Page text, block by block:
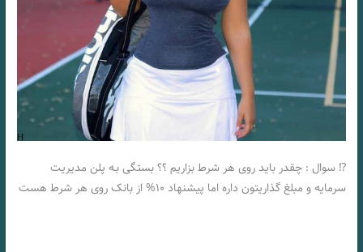
⁉️ سوال : چقدر باید روی هر شرط بزاریم ؟؟ بستگی بـه پلن مدیریت
سرمایه و مبلغ گذاریتون داره اما پیشنهاد ۱۰% از بانک روی هر شرط هست